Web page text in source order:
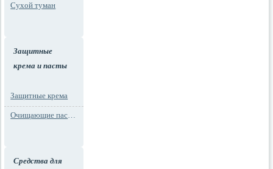
Сухой туман
Защитные
крема и пасты
Защитные крема
Очищающие пасты для рук
Средства для